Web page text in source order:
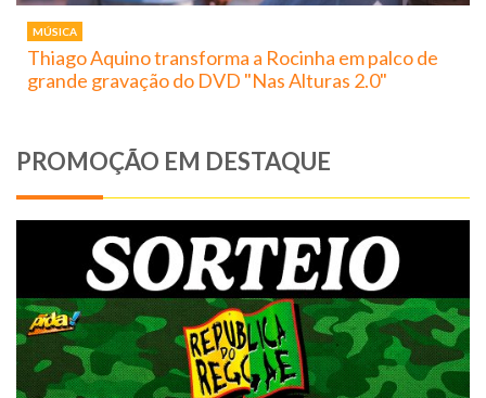
MÚSICA
Thiago Aquino transforma a Rocinha em palco de
grande gravação do DVD "Nas Alturas 2.0"
PROMOÇÃO EM DESTAQUE